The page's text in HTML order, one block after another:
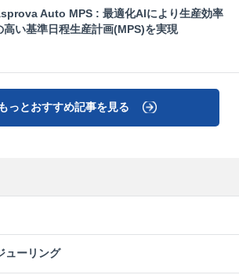
Auto MPS : 最適化AIにより生産効率
高い基準日程生産計画(MPS)を実現
もっとおすすめ記事を見る
ューリング